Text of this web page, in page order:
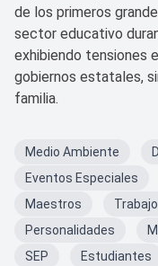
de los primeros
sector educativo
exhibiendo tensiones
gobiernos estatales,
familia.
Medio Ambiente
Eventos Especiales
Maestros
Trabajo
Personalidades
SEP
Estudiantes